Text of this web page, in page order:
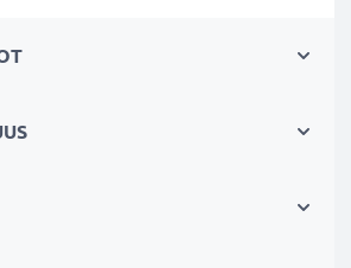
3 vuoden takuu.
on heikko, vaihda akku, älä